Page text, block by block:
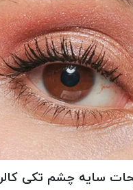
سایه چشم تکی